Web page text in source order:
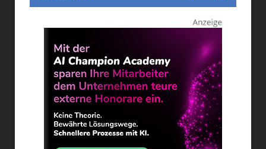
Investmentbanking